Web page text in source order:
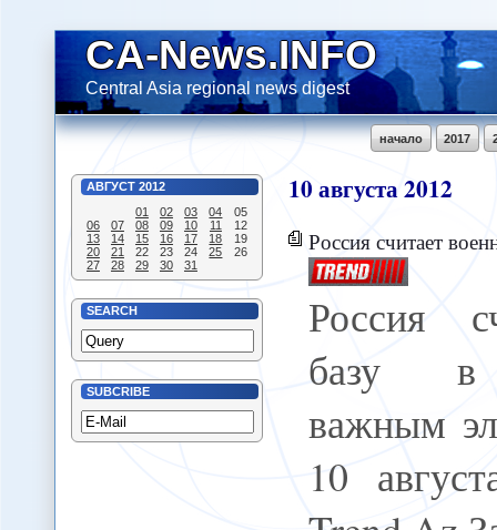
CA-News.INFO
Central Asia regional news digest
2017
начало
АВГУСТ 2012
01
02 03 04
05
06
07 08 09 10 11
12
13
14 15 16 17 18
19
20
21 22 23 24 25
26
27
28 29 30 31
SEARCH
SUBCRIBE
10августа2012
Россия считает военную базу в
Россия
базу в
важным
10